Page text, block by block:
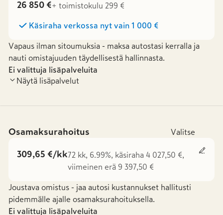
26 850 €+ toimistokulu 299 €
Käsiraha verkossa nyt vain 1 000 €
Vapaus ilman sitoumuksia - maksa autostasi kerralla ja
nauti omistajuuden täydellisestä hallinnasta.
Ei valittuja lisäpalveluita
Näytä lisäpalvelut
Osamaksurahoitus Valitse
309,65 €/kk72 kk, 6.99%, käsiraha 4 027,50 €,
viimeinen erä 9 397,50 €
Joustava omistus - jaa autosi kustannukset hallitusti
pidemmälle ajalle osamaksurahoituksella.
Ei valittuja lisäpalveluita